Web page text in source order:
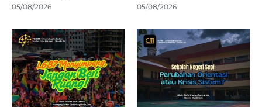
05/08/2026 05/08/2026